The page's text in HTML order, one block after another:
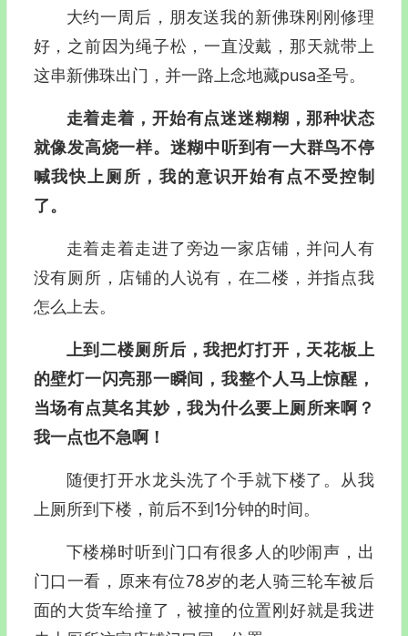
大约一周后，朋友送我的新佛珠刚刚修理
好，之前因为绳子松，一直没戴，那天就带上
这串新佛珠出门，并一路上念地藏pusa圣号。
走着走着，开始有点迷迷糊糊，那种状态
就像发高烧一样。迷糊中听到有一大群鸟不停
喊我快上厕所，我的意识开始有点不受控制
了。
走着走着走进了旁边一家店铺，并问人有
没有厕所，店铺的人说有，在二楼，并指点我
怎么上去。
上到二楼厕所后，我把灯打开，天花板上
的壁灯一闪亮那一瞬间，我整个人马上惊醒，
当场有点莫名其妙，我为什么要上厕所来啊？
我一点也不急啊！
随便打开水龙头洗了个手就下楼了。从我
上厕所到下楼，前后不到1分钟的时间。
下楼梯时听到门口有很多人的吵闹声，出
门口一看，原来有位78岁的老人骑三轮车被后
面的大货车给撞了，被撞的位置刚好就是我进